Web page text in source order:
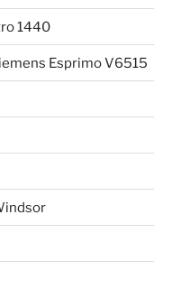
1440
Esprimo V6515